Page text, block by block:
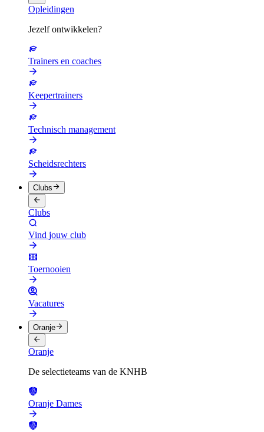
Opleidingen
Jezelf ontwikkelen?
Trainers en coaches
Keepertrainers
Technisch management
Scheidsrechters
Clubs
Clubs
Vind jouw club
Toernooien
Vacatures
Oranje
Oranje
De selectieteams van de KNHB
Oranje Dames